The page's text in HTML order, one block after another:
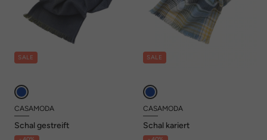
SALE
CASAMODA
Schal gestreift
SALE
CASAMODA
Schal kariert